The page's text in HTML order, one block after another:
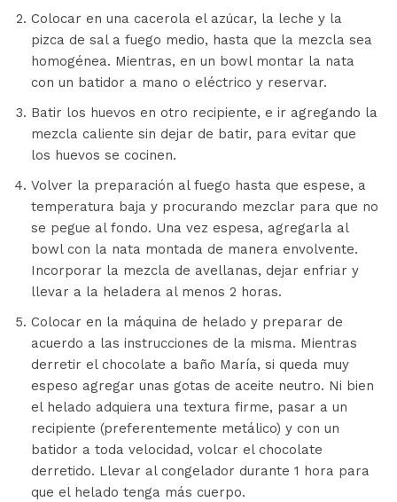
Colocar en una cacerola el azúcar, la leche y la
pizca de sal a fuego medio, hasta que la mezcla sea
homogénea. Mientras, en un bowl montar la nata
con un batidor a mano o eléctrico y reservar.
Batir los huevos en otro recipiente, e ir agregando la
mezcla caliente sin dejar de batir, para evitar que
los huevos se cocinen.
Volver la preparación al fuego hasta que espese, a
temperatura baja y procurando mezclar para que no
se pegue al fondo. Una vez espesa, agregarla al
bowl con la nata montada de manera envolvente.
Incorporar la mezcla de avellanas, dejar enfriar y
llevar a la heladera al menos 2 horas.
Colocar en la máquina de helado y preparar de
acuerdo a las instrucciones de la misma. Mientras
derretir el chocolate a baño María, si queda muy
espeso agregar unas gotas de aceite neutro. Ni bien
el helado adquiera una textura firme, pasar a un
recipiente (preferentemente metálico) y con un
batidor a toda velocidad, volcar el chocolate
derretido. Llevar al congelador durante 1 hora para
que el helado tenga más cuerpo.